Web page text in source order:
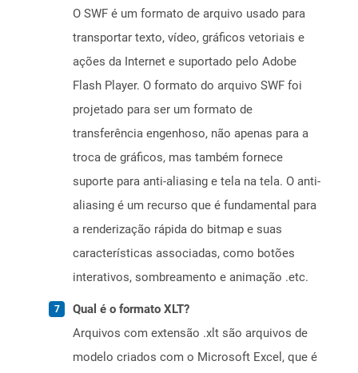
O SWF é um formato de arquivo usado para
transportar texto, vídeo, gráficos vetoriais e
ações da Internet e suportado pelo Adobe
Flash Player. O formato do arquivo SWF foi
projetado para ser um formato de
transferência engenhoso, não apenas para a
troca de gráficos, mas também fornece
suporte para anti-aliasing e tela na tela. O anti-
aliasing é um recurso que é fundamental para
a renderização rápida do bitmap e suas
características associadas, como botões
interativos, sombreamento e animação .etc.
Qual é o formato XLT?
Arquivos com extensão .xlt são arquivos de
modelo criados com o Microsoft Excel, que é